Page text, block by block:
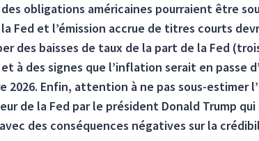
obligations américaines pourraient être
Fed et l’émission accrue de titres courts
des baisses de taux de la part de la Fed
à des signes que l’inflation serait en passe
2026. Enfin, attention à ne pas sous-estimer
de la Fed par le président Donald Trump
des conséquences négatives sur la